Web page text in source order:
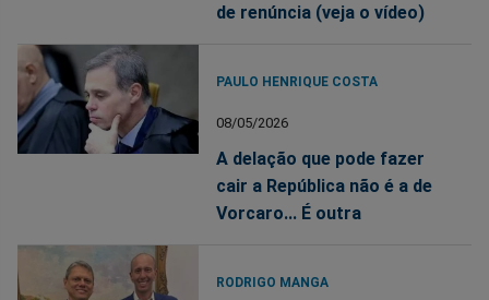
de renúncia (veja o vídeo)
PAULO HENRIQUE COSTA
08/05/2026
A delação que pode fazer
cair a República não é a de
Vorcaro... É outra
RODRIGO MANGA